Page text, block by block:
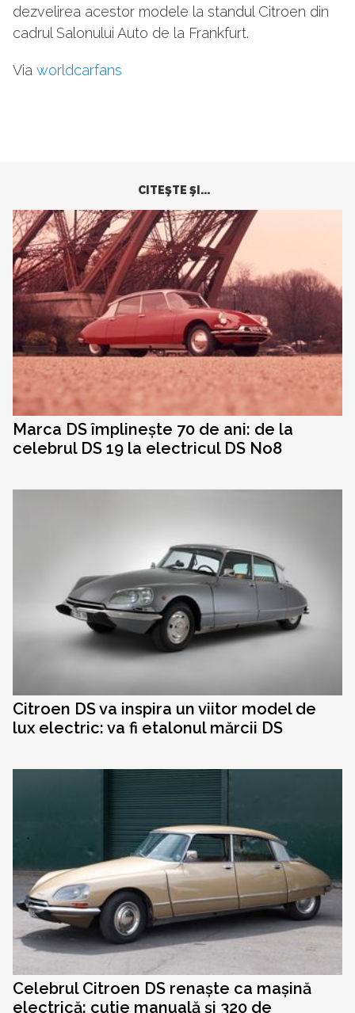
dezvelirea acestor modele la standul Citroen din
cadrul Salonului Auto de la Frankfurt.
Via worldcarfans
CITEŞTE ŞI...
Marca DS împlinește 70 de ani: de la
celebrul DS 19 la electricul DS No8
Citroen DS va inspira un viitor model de
lux electric: va fi etalonul mărcii DS
Celebrul Citroen DS renaște ca mașină
electrică: cutie manuală și 320 de